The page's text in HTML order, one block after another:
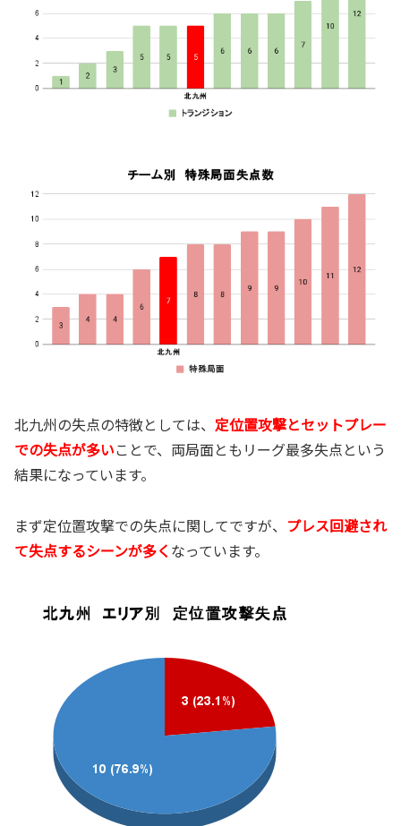
北九州の失点の特徴としては、 定位置攻撃とセットプレー
での失点が多いことで、両局面ともリーグ最多失点という
結果になっています。
まず定位置攻撃での失点に関してですが、 プレス回避され
て失点するシーンが多くなっています。